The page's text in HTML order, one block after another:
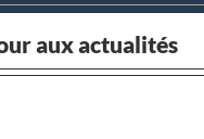
aux actualités